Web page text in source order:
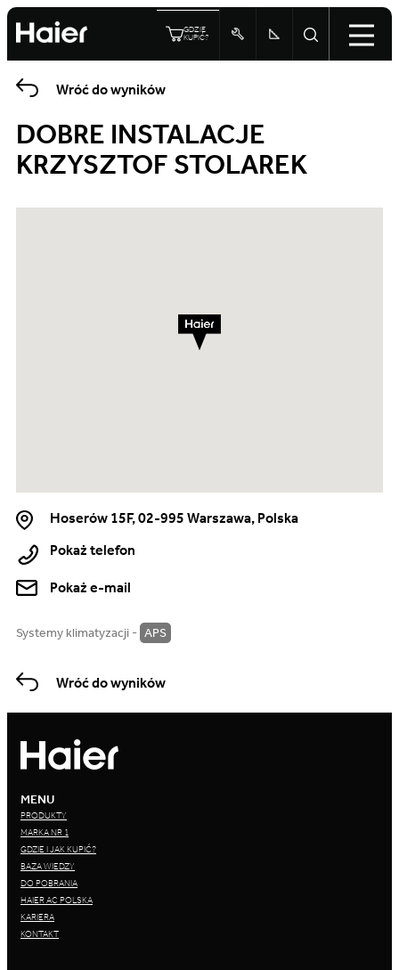
GDZIE
KUPIĆ?
Wróć do wyników
DOBRE INSTALACJE
KRZYSZTOF STOLAREK
Hoserów 15F, 02-995 Warszawa, Polska
Pokaż telefon
Pokaż e-mail
Systemy klimatyzacji - APS
Wróć do wyników
MENU
PRODUKTY
MARKA NR 1
GDZIE I JAK KUPIĆ?
BAZA WIEDZY
DO POBRANIA
HAIER AC POLSKA
KARIERA
KONTAKT